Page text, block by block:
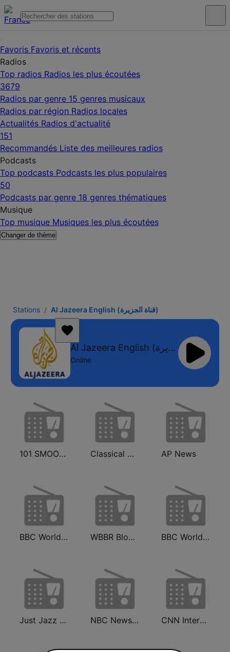
Favoris Favoris et récents
Radios
Top radios Radios les plus écoutées
3679
Radios par genre 15 genres musicaux
Radios par région Radios locales
Actualités Radios d'actualité
151
Recommandés Liste des meilleures radios
Podcasts
Top podcasts Podcasts les plus populaires
50
Podcasts par genre 18 genres thématiques
Musique
Top musique Musiques les plus écoutées
Changer de thème
Stations Al Jazeera English (قناة الجزيرة)
Al Jazeera English (قناة الجزيرة)
Online
101 SMOOTH JAZZ Classical Horizon Radio (International) AP News
BBC World Service WBBR Bloomberg 1130 BBC World Service
Just Jazz Radio - Smooth Jazz NBC News Now CNN International